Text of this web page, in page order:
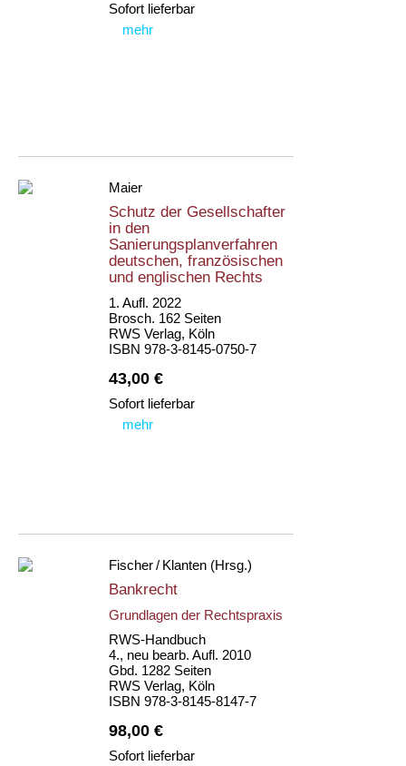
Sofort lieferbar
mehr
Maier
Schutz der Gesellschafter
in den
Sanierungsplanverfahren
deutschen, französischen
und englischen Rechts
1. Aufl. 2022
Brosch. 162 Seiten
RWS Verlag, Köln
ISBN 978-3-8145-0750-7
43,00 €
Sofort lieferbar
mehr
Fischer / Klanten (Hrsg.)
Bankrecht
Grundlagen der Rechtspraxis
RWS-Handbuch
4., neu bearb. Aufl. 2010
Gbd. 1282 Seiten
RWS Verlag, Köln
ISBN 978-3-8145-8147-7
98,00 €
Sofort lieferbar